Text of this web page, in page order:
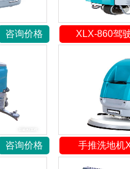
咨询价格 XLX-860驾
咨询价格 手推洗地机